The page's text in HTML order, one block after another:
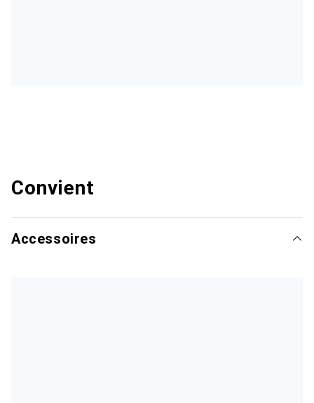
Convient
Accessoires